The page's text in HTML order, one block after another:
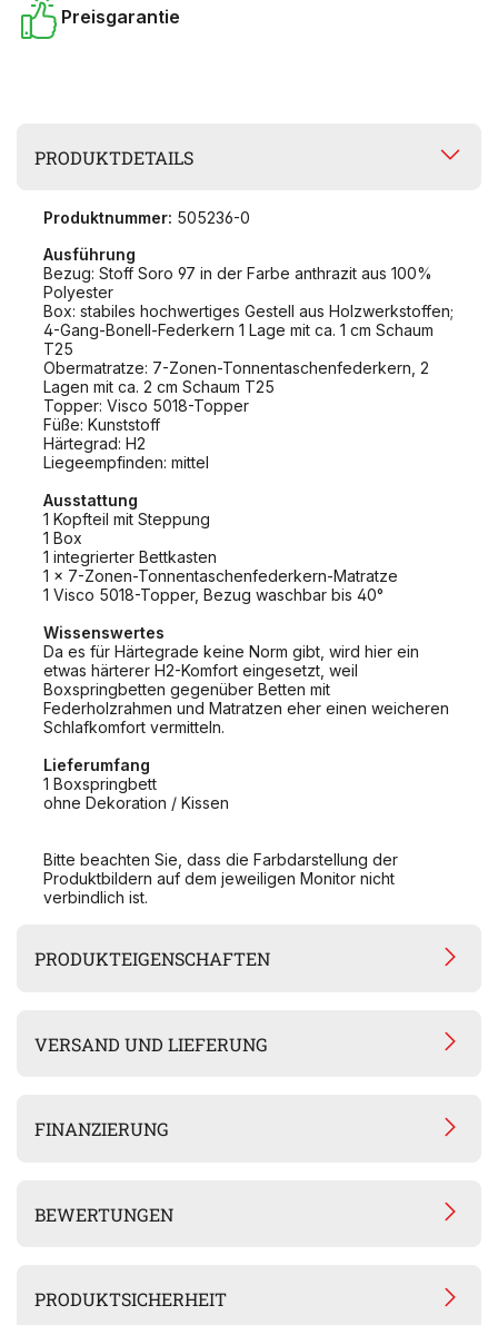
Preisgarantie
PRODUKTDETAILS
Produktnummer: 505236-0
Ausführung
Bezug: Stoff Soro 97 in der Farbe anthrazit aus 100%
Polyester
Box: stabiles hochwertiges Gestell aus Holzwerkstoffen;
4-Gang-Bonell-Federkern 1 Lage mit ca. 1 cm Schaum
T25
Obermatratze: 7-Zonen-Tonnentaschenfederkern, 2
Lagen mit ca. 2 cm Schaum T25
Topper: Visco 5018-Topper
Füße: Kunststoff
Härtegrad: H2
Liegeempfinden: mittel
Ausstattung
1 Kopfteil mit Steppung
1 Box
1 integrierter Bettkasten
1 x 7-Zonen-Tonnentaschenfederkern-Matratze
1 Visco 5018-Topper, Bezug waschbar bis 40°
Wissenswertes
Da es für Härtegrade keine Norm gibt, wird hier ein
etwas härterer H2-Komfort eingesetzt, weil
Boxspringbetten gegenüber Betten mit
Federholzrahmen und Matratzen eher einen weicheren
Schlafkomfort vermitteln.
Lieferumfang
1 Boxspringbett
ohne Dekoration / Kissen
Bitte beachten Sie, dass die Farbdarstellung der
Produktbildern auf dem jeweiligen Monitor nicht
verbindlich ist.
PRODUKTEIGENSCHAFTEN
VERSAND UND LIEFERUNG
FINANZIERUNG
BEWERTUNGEN
PRODUKTSICHERHEIT